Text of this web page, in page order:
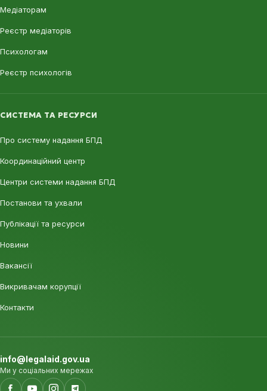
Медіаторам
Реєстр медіаторів
Психологам
Реєстр психологів
СИСТЕМА ТА РЕСУРСИ
Про систему надання БПД
Координаційний центр
Центри системи надання БПД
Постанови та ухвали
Публікації та ресурси
Новини
Вакансії
Викривачам корупції
Контакти
info@legalaid.gov.ua
Ми у соціальних мережах